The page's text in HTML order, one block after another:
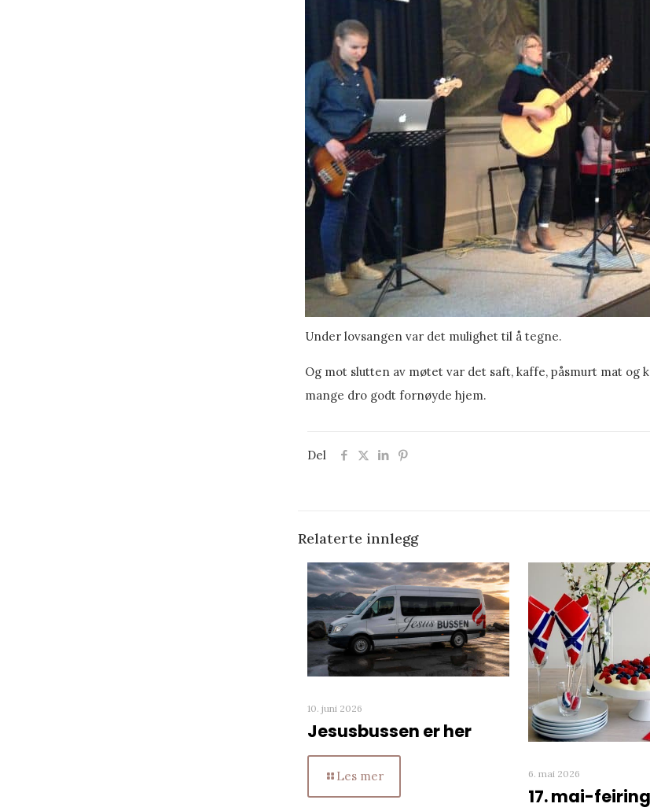
Under lovsangen var det mulighet til å tegne.
Og mot slutten av møtet var det saft, kaffe, påsmurt mat og
mange dro godt fornøyde hjem.
Del
Relaterte innlegg
10. juni 2026
Jesusbussen er her
Les mer 6. mai 2026
17. mai-